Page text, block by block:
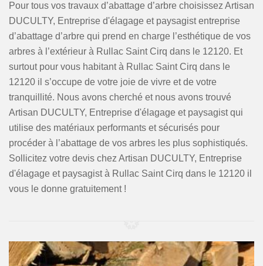
Pour tous vos travaux d’abattage d’arbre choisissez Artisan
DUCULTY, Entreprise d'élagage et paysagist entreprise
d’abattage d’arbre qui prend en charge l’esthétique de vos
arbres à l’extérieur à Rullac Saint Cirq dans le 12120. Et
surtout pour vous habitant à Rullac Saint Cirq dans le
12120 il s’occupe de votre joie de vivre et de votre
tranquillité. Nous avons cherché et nous avons trouvé
Artisan DUCULTY, Entreprise d'élagage et paysagist qui
utilise des matériaux performants et sécurisés pour
procéder à l’abattage de vos arbres les plus sophistiqués.
Sollicitez votre devis chez Artisan DUCULTY, Entreprise
d'élagage et paysagist à Rullac Saint Cirq dans le 12120 il
vous le donne gratuitement !